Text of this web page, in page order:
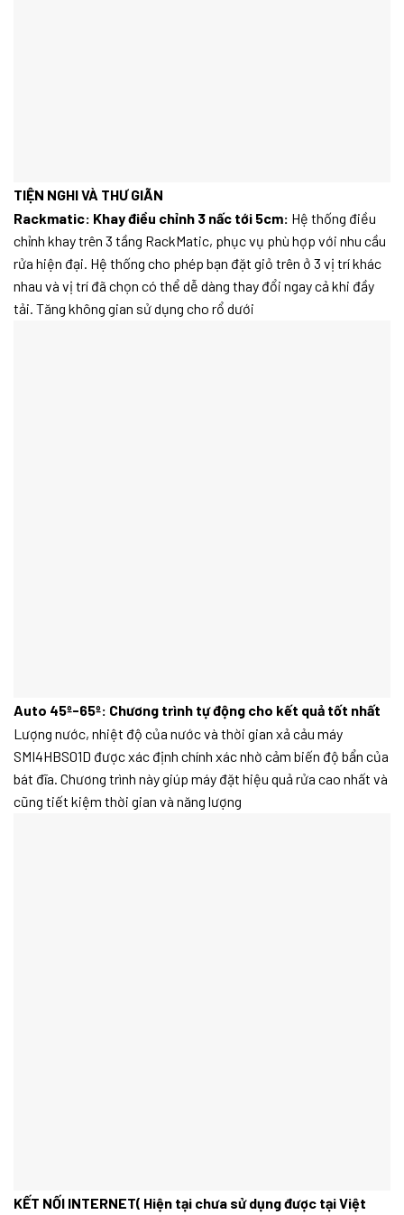
TIỆN NGHI VÀ THƯ GIÃN
Rackmatic: Khay điều chỉnh 3 nấc tới 5cm: Hệ thống điều
chỉnh khay trên 3 tầng RackMatic, phục vụ phù hợp với nhu cầu
rửa hiện đại. Hệ thống cho phép bạn đặt giỏ trên ở 3 vị trí khác
nhau và vị trí đã chọn có thể dễ dàng thay đổi ngay cả khi đầy
tải. Tăng không gian sử dụng cho rổ dưới
Auto 45º-65º: Chương trình tự động cho kết quả tốt nhất
Lượng nước, nhiệt độ của nước và thời gian xả cảu máy
SMI4HBS01D được xác định chính xác nhờ cảm biến độ bẩn của
bát đĩa. Chương trình này giúp máy đặt hiệu quả rửa cao nhất và
cũng tiết kiệm thời gian và năng lượng
KẾT NỐI INTERNET( Hiện tại chưa sử dụng được tại Việt